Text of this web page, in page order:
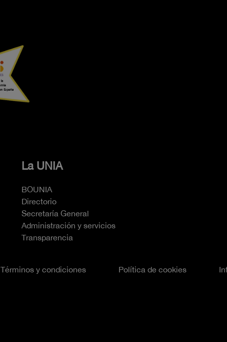
La UNIA
BOUNIA
Directorio
Secretaría General
Administración y servicios
Transparencia
Términos y condiciones Política de cookies